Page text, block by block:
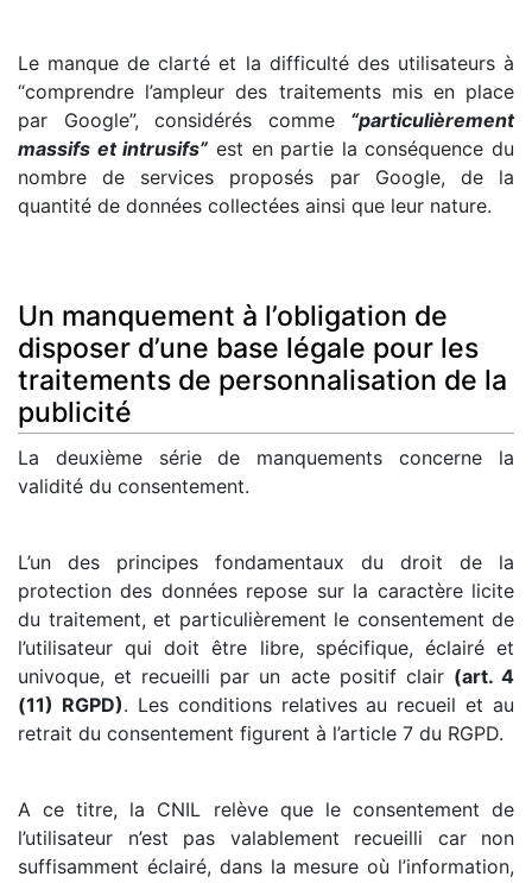
Le manque de clarté et la difficulté des utilisateurs à
“comprendre l’ampleur des traitements mis en place
par Google”, considérés comme “particulièrement
massifs et intrusifs” est en partie la conséquence du
nombre de services proposés par Google, de la
quantité de données collectées ainsi que leur nature.
Un manquement à l’obligation de
disposer d’une base légale pour les
traitements de personnalisation de la
publicité
La deuxième série de manquements concerne la
validité du consentement.
L’un des principes fondamentaux du droit de la
protection des données repose sur la caractère licite
du traitement, et particulièrement le consentement de
l’utilisateur qui doit être libre, spécifique, éclairé et
univoque, et recueilli par un acte positif clair (art. 4
(11) RGPD). Les conditions relatives au recueil et au
retrait du consentement figurent à l’article 7 du RGPD.
A ce titre, la CNIL relève que le consentement de
l’utilisateur n’est pas valablement recueilli car non
suffisamment éclairé, dans la mesure où l’information,